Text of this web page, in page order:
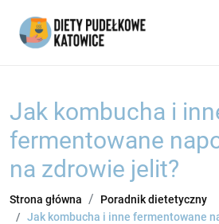
Jak kombucha i
fermentowane
na zdrowie jelit?
Strona główna
Poradnik dietetyczny
Jak kombucha i inne fermentowane